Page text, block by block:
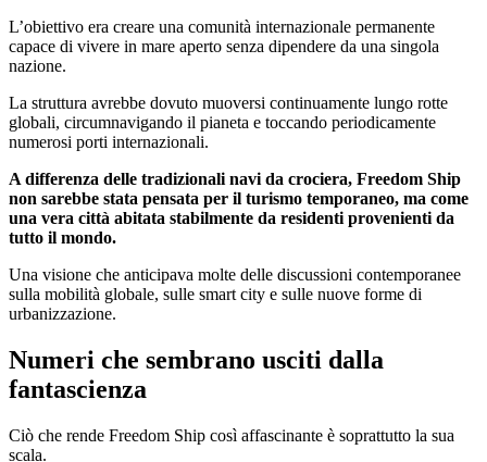
L’obiettivo era creare una comunità internazionale permanente
capace di vivere in mare aperto senza dipendere da una singola
nazione.
La struttura avrebbe dovuto muoversi continuamente lungo rotte
globali, circumnavigando il pianeta e toccando periodicamente
numerosi porti internazionali.
A differenza delle tradizionali navi da crociera, Freedom Ship
non sarebbe stata pensata per il turismo temporaneo, ma come
una vera città abitata stabilmente da residenti provenienti da
tutto il mondo.
Una visione che anticipava molte delle discussioni contemporanee
sulla mobilità globale, sulle smart city e sulle nuove forme di
urbanizzazione.
Numeri che sembrano usciti dalla
fantascienza
Ciò che rende Freedom Ship così affascinante è soprattutto la sua
scala.